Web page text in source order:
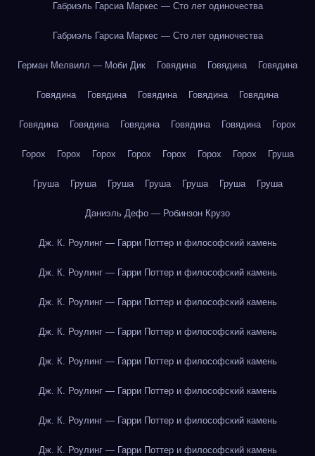
Габриэль Гарсиа Маркес — Сто лет одиночества
Габриэль Гарсиа Маркес — Сто лет одиночества
Герман Мелвилл — Моби Дик Говядина Говядина Говядина
Говядина Говядина Говядина Говядина Говядина
Говядина Говядина Говядина Говядина Говядина Горох
Горох Горох Горох Горох Горох Горох Горох Груша
Груша Груша Груша Груша Груша Груша Груша
Даниэль Дефо — Робинзон Крузо
Дж. К. Роулинг — Гарри Поттер и философский камень
Дж. К. Роулинг — Гарри Поттер и философский камень
Дж. К. Роулинг — Гарри Поттер и философский камень
Дж. К. Роулинг — Гарри Поттер и философский камень
Дж. К. Роулинг — Гарри Поттер и философский камень
Дж. К. Роулинг — Гарри Поттер и философский камень
Дж. К. Роулинг — Гарри Поттер и философский камень
Дж. К. Роулинг — Гарри Поттер и философский камень